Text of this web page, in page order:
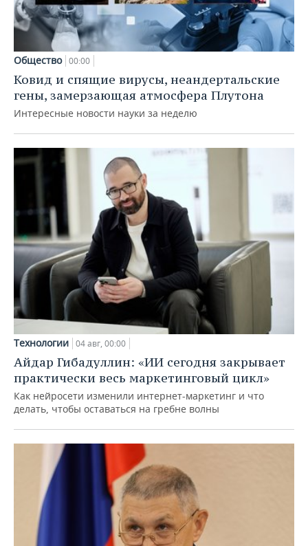
Общество 00:00
Ковид и спящие вирусы, неандертальские
гены, замерзающая атмосфера Плутона
Интересные новости науки за неделю
Технологии 04 авг, 00:00
Айдар Гибадуллин: «ИИ сегодня закрывает
практически весь маркетинговый цикл»
Как нейросети изменили интернет-маркетинг и что
делать, чтобы оставаться на гребне волны